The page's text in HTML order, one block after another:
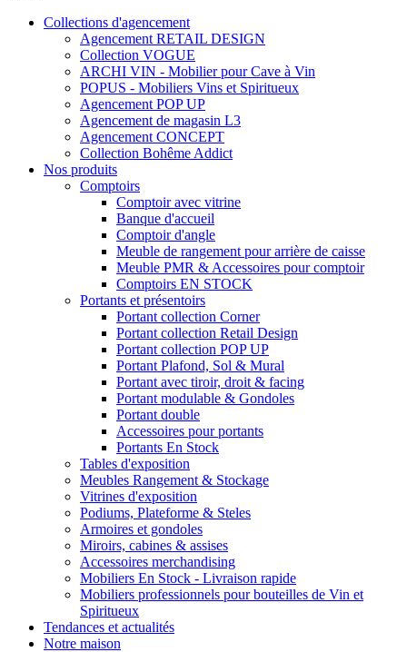
Collections d'agencement
Agencement RETAIL DESIGN
Collection VOGUE
ARCHI VIN - Mobilier pour Cave à Vin
POPUS - Mobiliers Vins et Spiritueux
Agencement POP UP
Agencement de magasin L3
Agencement CONCEPT
Collection Bohême Addict
Nos produits
Comptoirs
Comptoir avec vitrine
Banque d'accueil
Comptoir d'angle
Meuble de rangement pour arrière de caisse
Meuble PMR & Accessoires pour comptoir
Comptoirs EN STOCK
Portants et présentoirs
Portant collection Corner
Portant collection Retail Design
Portant collection POP UP
Portant Plafond, Sol & Mural
Portant avec tiroir, droit & facing
Portant modulable & Gondoles
Portant double
Accessoires pour portants
Portants En Stock
Tables d'exposition
Meubles Rangement & Stockage
Vitrines d'exposition
Podiums, Plateforme & Steles
Armoires et gondoles
Miroirs, cabines & assises
Accessoires merchandising
Mobiliers En Stock - Livraison rapide
Mobiliers professionnels pour bouteilles de Vin et
Spiritueux
Tendances et actualités
Notre maison